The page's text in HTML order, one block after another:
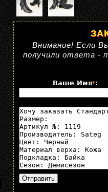
Внимание! Если
получили ответа -
Ваше Имя*: